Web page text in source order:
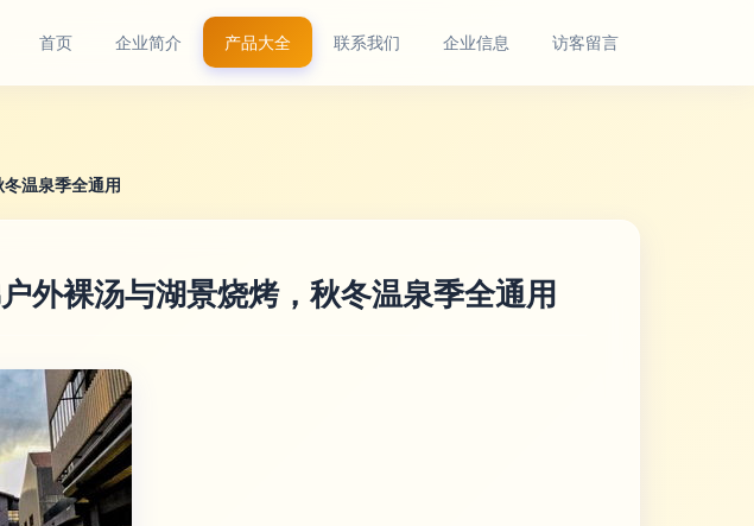
首页 企业简介 产品大全 联系我们 企业信息 访客留言
温泉季全通用
外裸汤与湖景烧烤，秋冬温泉季全通用